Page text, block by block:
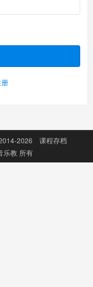
2026
课程存档
乐教 所有